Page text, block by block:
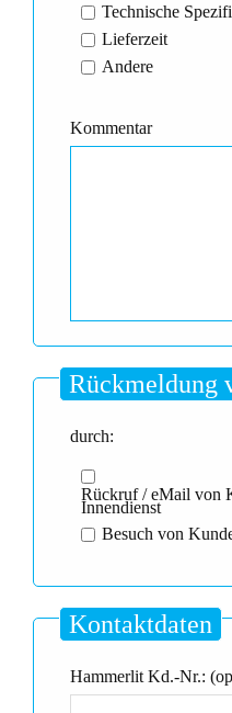
Technische
Lieferzeit
Andere
Kommentar
Rückmeldung
durch:
Rückruf / eMail von
Innendienst
Besuch von
Kontaktdaten
Hammerlit Kd.-Nr.: